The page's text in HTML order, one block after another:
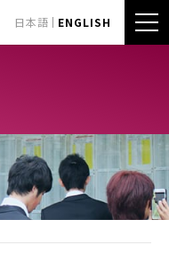
日本語 ENGLISH